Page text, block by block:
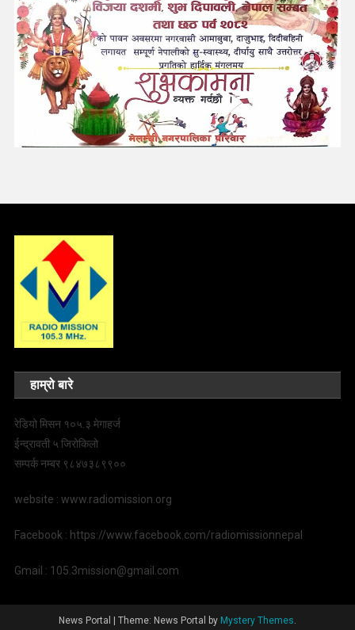
हाम्रो बारे
रेडियो मिसन १०५.३ मेगाहर्ज
ईन्द्रावती ५ जिरोकिलो
सम्पर्क नम्बर ९८४७३८९९००
website : www.radiomission.org
Facebook : https://www.facebook.com/radiomissionnepal
Gmail : 105.3mission@gmail.com
News Portal Theme: News Portal by Mystery Themes.